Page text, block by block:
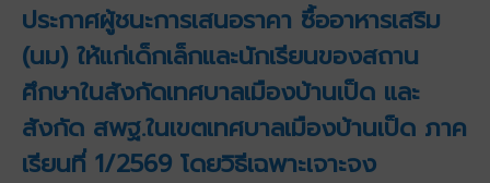
ประกาศผู้ชนะการเสนอราคา ซื้ออาหารเสริม
(นม) ให้แก่เด็กเล็กและนักเรียนของสถาน
ศึกษาในสังกัดเทศบาลเมืองบ้านเป็ด และ
สังกัด สพฐ.ในเขตเทศบาลเมืองบ้านเป็ด ภาค
เรียนที่ 1/2569 โดยวิธีเฉพาะเจาะจง